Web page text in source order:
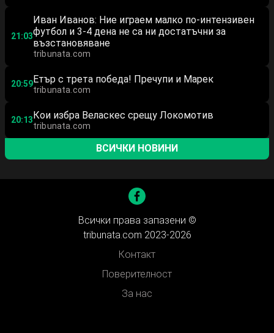
21:03
Иван Иванов: Ние играем малко по-интензивен
футбол и 3-4 дена не са ни достатъчни за
възстановяване
tribunata.com
20:59Етър с трета победа! Пречупи и Марек
tribunata.com
20:13Кои избра Веласкес срещу Локомотив
tribunata.com
ВСИЧКИ НОВИНИ
Всички права запазени ©
tribunata.com 2023-2026
Контакт
Поверителност
За нас